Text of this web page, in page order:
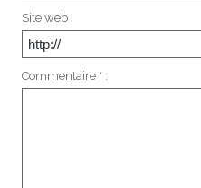
Site web :
Commentaire * :